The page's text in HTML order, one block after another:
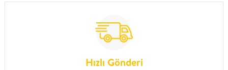
Hızlı Gönderi